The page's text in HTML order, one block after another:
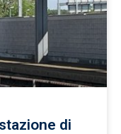
di